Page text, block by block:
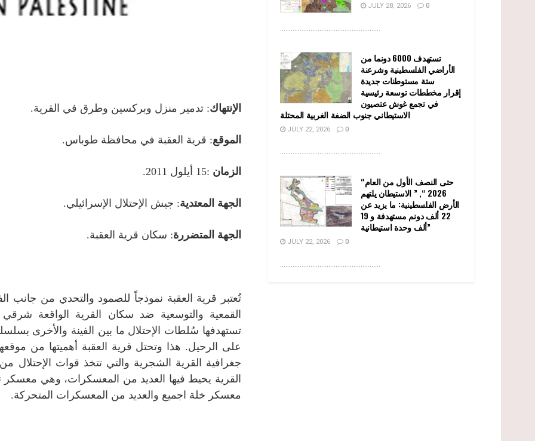
الإنتهاك: تدمير منزل وبركسين وطرق في القرية.
الموقع: قرية العقبة في محافظة طوباس.
الزمان :15 أيلول 2011.
الجهة المعتدية: جيش الإحتلال الإسرائيلي.
الجهة المتضررة: سكان قرية العقبة.
تُعتبر قرية العقبة نموذجاً للصمود والتحدي من
القمعية والتوسعية ضد سكان القرية الواقعة
تستهدفها سُلطات الإحتلال ما بين الفينة والأخرى
على الرحيل. هذا وتحتل قرية العقبة أهميتها من
جغرافية القرية الشجرية والتي تتخذ قوات الإحتلال من
القرية يحيط فيها العديد من المعسكرات، وهي معسكر
معسكر خلة اجميع والعديد من المعسكرات المتحركة.
JULY 28, 2026 0
........................................................
تستهدف 6000 دونما من
الأراضي الفلسطينية وشرعنة
ستة مستوطنات جديدة
إقرار مخططات توسعة رئيسية
في تجمع غوش عتصيون
الاستيطاني جنوب الضفة الغربية المحتلة
JULY 22, 2026 0
........................................................
“حتى النصف الأول من العام
2026 “, ” الاستيطان يلتهم
الأرض الفلسطينية: ما يزيد عن
22 ألف دونم مستهدفة و 19
ألف وحدة استيطانية”
JULY 22, 2026 0
........................................................